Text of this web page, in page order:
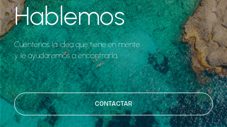
Hablemos
Cuéntenos la idea que tiene en mente
y le ayudaremos a encontrarla.
CONTACTAR